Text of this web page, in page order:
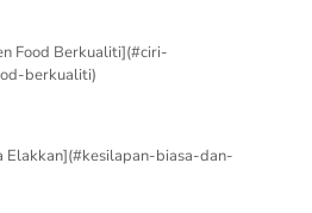
Food Berkualiti](#ciri-
berkualiti)
Elakkan](#kesilapan-biasa-dan-